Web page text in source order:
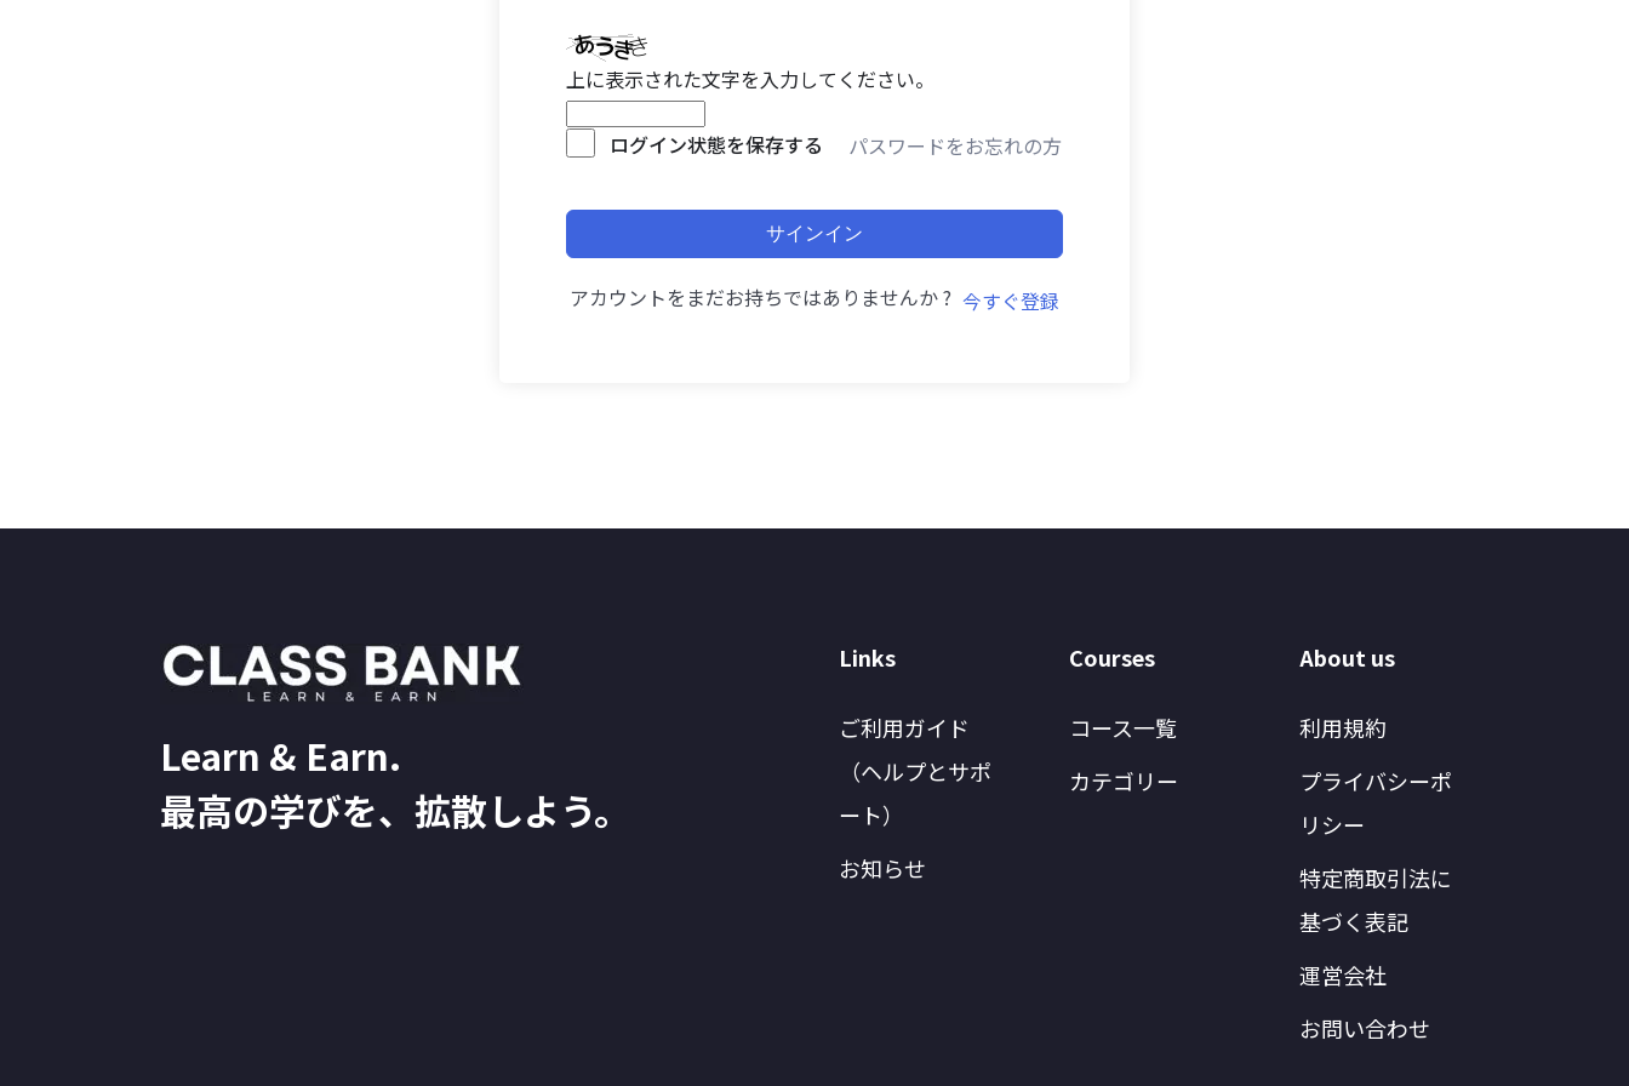
上に表示された文字を入力してください。
ログイン状態を保存する パスワードをお忘れの方
サインイン
アカウントをまだお持ちではありませんか ? 今すぐ登録
Learn & Earn.
最高の学びを、拡散しよう。
Links
ご利用ガイド
（ヘルプとサポ
ート）
お知らせ
Courses
コース一覧
カテゴリー
About us
利用規約
プライバシーポ
リシー
特定商取引法に
基づく表記
運営会社
お問い合わせ